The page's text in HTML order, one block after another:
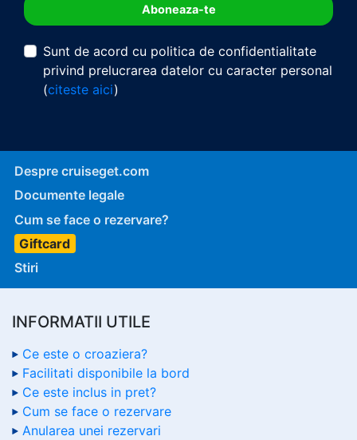
Sunt de acord cu politica de confidentialitate
privind prelucrarea datelor cu caracter personal
(citeste aici)
Despre cruiseget.com
Documente legale
Cum se face o rezervare?
Giftcard
Stiri
INFORMATII UTILE
Ce este o croaziera?
Facilitati disponibile la bord
Ce este inclus in pret?
Cum se face o rezervare
Anularea unei rezervari